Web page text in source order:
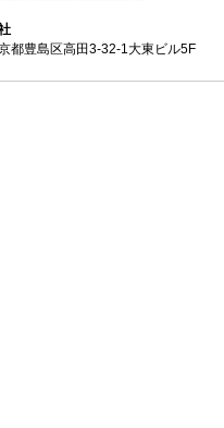
都豊島区高田3-32-1大東ビル5F